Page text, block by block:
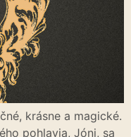
krásne a magické.
pohlavia, Jóni, sa